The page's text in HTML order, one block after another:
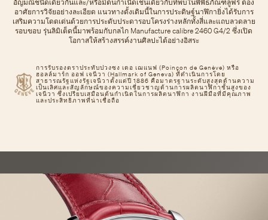
การรับรองตราประทับปวงซง เดอ เฌแนฟ (Poinçon de Genève) หรือ
ฮอลล์มาร์ก ออฟ เจนีวา (Hallmark of Geneva) ที่ดำเนินการโดย
สาธารณรัฐแห่งรัฐเจนีวาตั้งแต่ปี 1886 คือมาตรฐานระดับสูงสุดด้านความ
เป็นเลิศและสัญลักษณ์ของความเชี่ยวชาญด้านการผลิตนาฬิกาชั้นสูงของ
เจนีวา ซึ่งเปรียบเสมือนต้นกำเนิดในการผลิตนาฬิกา งานฝีมือที่มีคุณภาพ
และประสิทธิภาพที่น่าเชื่อถือ
อัญมณีชนิดเดียวกันและ/หรือมีต้นกำเนิดเช่นเดียวกับที่พบในพิพิธภัณฑ์ลูฟร์ ต้อง
อาศัยการวิจัยอย่างละเอียด แนวทางดั้งเดิมนี้ในการประดิษฐ์นาฬิกายิ่งได้รับการ
เสริมความโดดเด่นด้วยการประดับประดารอบโครงร่างหลักทั้งสี่และแถบลวดลาย
รอบขอบ รุ่นลิมิเต็ดนี้มาพร้อมกับกลไก Manufacture calibre 2460 G4/2 ซึ่งเปิด
โอกาสให้สร้างสรรค์งานศิลปะได้อย่างอิสระ